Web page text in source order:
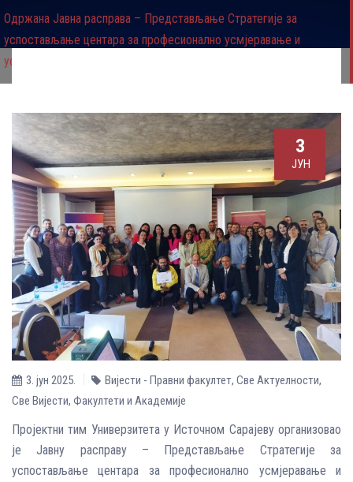
Одржана Јавна расправа – Представљање Стратегије за
успостављање центара за професионално усмјеравање и
усавршавање у оквиру међународног пројекта „PICTURES“
3
ЈУН
3. јун 2025. Вијести - Правни факултет, Све Aктуелности,
Све Вијести, Факултети и Академије
Пројектни тим Универзитета у Источном Сарајеву организовао
је Јавну расправу – Представљање Стратегије за
успостављање центара за професионално усмјеравање и